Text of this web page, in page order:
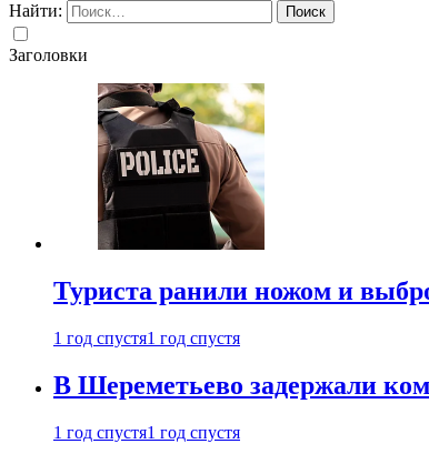
Найти:
Заголовки
Туриста ранили ножом и
1 год спустя1 год спустя
В Шереметьево задержали
1 год спустя1 год спустя